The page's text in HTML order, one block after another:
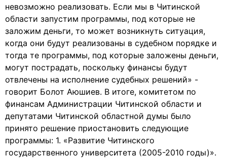
невозможно реализовать. Если мы в Читинской
области запустим программы, под которые не
заложим деньги, то может возникнуть ситуация,
когда они будут реализованы в судебном порядке и
тогда те программы, под которые заложены деньги,
могут пострадать, поскольку финансы будут
отвлечены на исполнение судебных решений» -
говорит Болот Аюшиев. В итоге, комитетом по
финансам Администрации Читинской области и
депутатами Читинской областной думы было
принято решение приостановить следующие
программы: 1. «Развитие Читинского
государственного университета (2005-2010 годы)».